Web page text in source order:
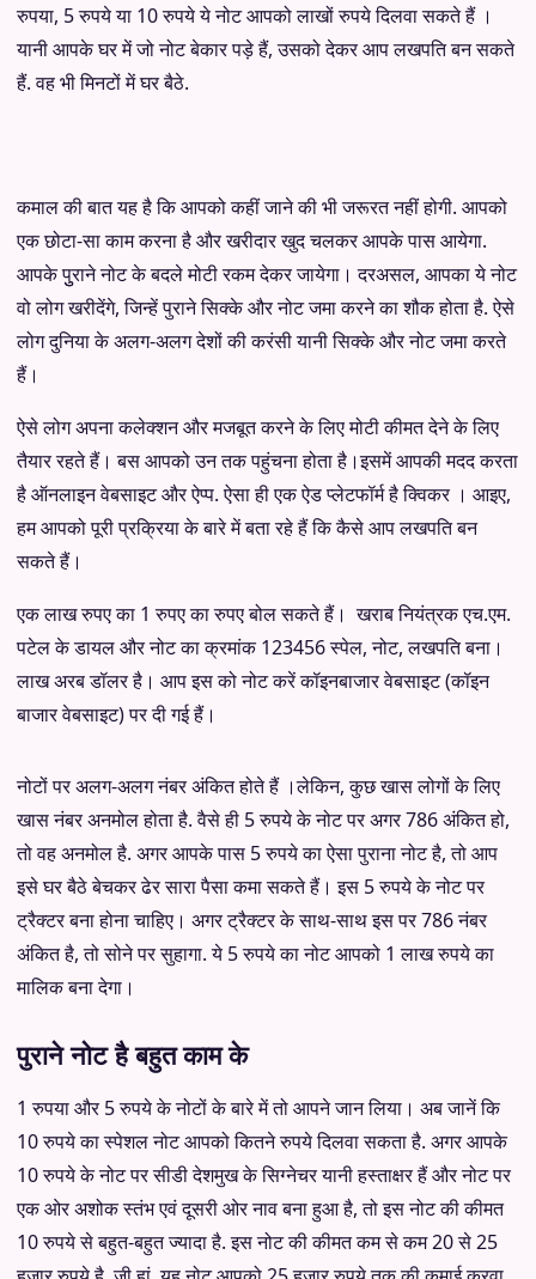
रुपया, 5 रुपये या 10 रुपये ये नोट आपको लाखों रुपये दिलवा सकते हैं ।
यानी आपके घर में जो नोट बेकार पड़े हैं, उसको देकर आप लखपति बन सकते
हैं. वह भी मिनटों में घर बैठे.
कमाल की बात यह है कि आपको कहीं जाने की भी जरूरत नहीं होगी. आपको
एक छोटा-सा काम करना है और खरीदार खुद चलकर आपके पास आयेगा.
आपके पुुराने नोट के बदले मोटी रकम देकर जायेगा। दरअसल, आपका ये नोट
वो लोग खरीदेंगे, जिन्हें पुराने सिक्के और नोट जमा करने का शौक होता है. ऐसे
लोग दुनिया के अलग-अलग देशों की करंसी यानी सिक्के और नोट जमा करते
हैं।
ऐसे लोग अपना कलेक्शन और मजबूत करने के लिए मोटी कीमत देने के लिए
तैयार रहते हैं। बस आपको उन तक पहुंचना होता है।इसमें आपकी मदद करता
है ऑनलाइन वेबसाइट और ऐप्प. ऐसा ही एक ऐड प्लेटफॉर्म है क्विकर । आइए,
हम आपको पूरी प्रक्रिया के बारे में बता रहे हैं कि कैसे आप लखपति बन
सकते हैं।
एक लाख रुपए का 1 रुपए का रुपए बोल सकते हैं। ️ खराब नियंत्रक एच.एम.
पटेल के डायल और नोट का क्रमांक 123456 स्पेल, नोट, लखपति बना।
लाख अरब डॉलर है। आप इस को नोट करें कॉइनबाजार वेबसाइट (कॉइन
बाजार वेबसाइट) पर दी गई हैं।
नोटों पर अलग-अलग नंबर अंकित होते हैं ।लेकिन, कुछ खास लोगों के लिए
खास नंबर अनमोल होता है. वैसे ही 5 रुपये के नोट पर अगर 786 अंकित हो,
तो वह अनमोल है. अगर आपके पास 5 रुपये का ऐसा पुराना नोट है, तो आप
इसे घर बैठे बेचकर ढेर सारा पैसा कमा सकते हैं। इस 5 रुपये के नोट पर
ट्रैक्टर बना होना चाहिए। अगर ट्रैक्टर के साथ-साथ इस पर 786 नंबर
अंकित है, तो सोने पर सुहागा. ये 5 रुपये का नोट आपको 1 लाख रुपये का
मालिक बना देगा।
पुराने नोट है बहुत काम के
1 रुपया और 5 रुपये के नोटों के बारे में तो आपने जान लिया। अब जानें कि
10 रुपये का स्पेशल नोट आपको कितने रुपये दिलवा सकता है. अगर आपके
10 रुपये के नोट पर सीडी देशमुख के सिग्नेचर यानी हस्ताक्षर हैं और नोट पर
एक ओर अशोक स्तंभ एवं दूसरी ओर नाव बना हुआ है, तो इस नोट की कीमत
10 रुपये से बहुत-बहुत ज्यादा है. इस नोट की कीमत कम से कम 20 से 25